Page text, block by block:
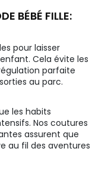
BÉBÉ FILLE:
pour laisser
Cela évite les
parfaite
au parc.
les habits
Nos coutures
assurent que
au fil des aventures